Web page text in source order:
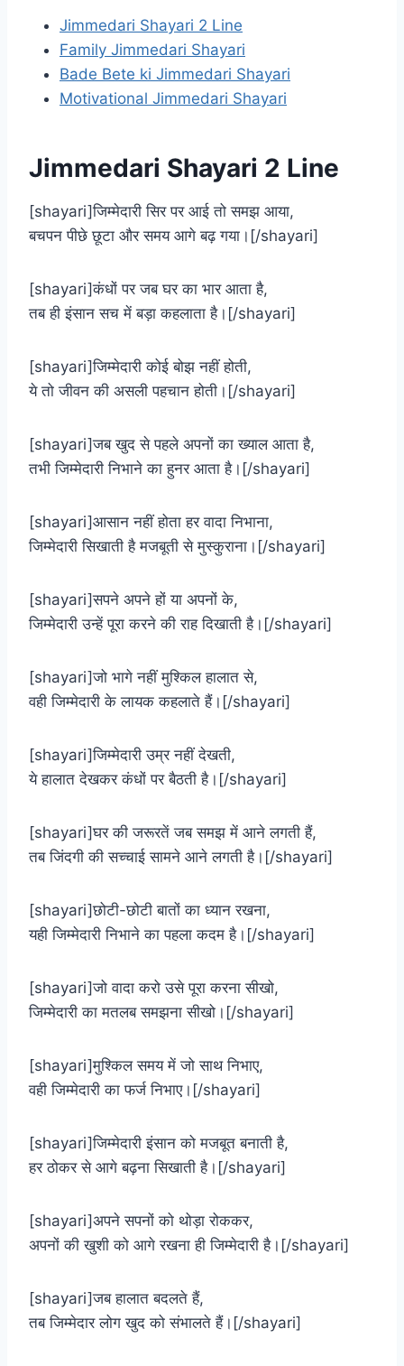
Jimmedari Shayari 2 Line
Family Jimmedari Shayari
Bade Bete ki Jimmedari Shayari
Motivational Jimmedari Shayari
Jimmedari Shayari 2 Line
[shayari]जिम्मेदारी सिर पर आई तो समझ आया,
बचपन पीछे छूटा और समय आगे बढ़ गया।[/shayari]
[shayari]कंधों पर जब घर का भार आता है,
तब ही इंसान सच में बड़ा कहलाता है।[/shayari]
[shayari]जिम्मेदारी कोई बोझ नहीं होती,
ये तो जीवन की असली पहचान होती।[/shayari]
[shayari]जब खुद से पहले अपनों का ख्याल आता है,
तभी जिम्मेदारी निभाने का हुनर आता है।[/shayari]
[shayari]आसान नहीं होता हर वादा निभाना,
जिम्मेदारी सिखाती है मजबूती से मुस्कुराना।[/shayari]
[shayari]सपने अपने हों या अपनों के,
जिम्मेदारी उन्हें पूरा करने की राह दिखाती है।[/shayari]
[shayari]जो भागे नहीं मुश्किल हालात से,
वही जिम्मेदारी के लायक कहलाते हैं।[/shayari]
[shayari]जिम्मेदारी उम्र नहीं देखती,
ये हालात देखकर कंधों पर बैठती है।[/shayari]
[shayari]घर की जरूरतें जब समझ में आने लगती हैं,
तब जिंदगी की सच्चाई सामने आने लगती है।[/shayari]
[shayari]छोटी-छोटी बातों का ध्यान रखना,
यही जिम्मेदारी निभाने का पहला कदम है।[/shayari]
[shayari]जो वादा करो उसे पूरा करना सीखो,
जिम्मेदारी का मतलब समझना सीखो।[/shayari]
[shayari]मुश्किल समय में जो साथ निभाए,
वही जिम्मेदारी का फर्ज निभाए।[/shayari]
[shayari]जिम्मेदारी इंसान को मजबूत बनाती है,
हर ठोकर से आगे बढ़ना सिखाती है।[/shayari]
[shayari]अपने सपनों को थोड़ा रोककर,
अपनों की खुशी को आगे रखना ही जिम्मेदारी है।[/shayari]
[shayari]जब हालात बदलते हैं,
तब जिम्मेदार लोग खुद को संभालते हैं।[/shayari]